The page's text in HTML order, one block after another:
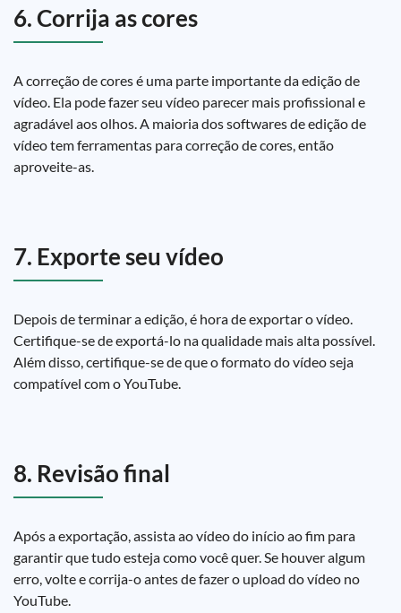
6. Corrija as cores
A correção de cores é uma parte importante da edição de
vídeo. Ela pode fazer seu vídeo parecer mais profissional e
agradável aos olhos. A maioria dos softwares de edição de
vídeo tem ferramentas para correção de cores, então
aproveite-as.
7. Exporte seu vídeo
Depois de terminar a edição, é hora de exportar o vídeo.
Certifique-se de exportá-lo na qualidade mais alta possível.
Além disso, certifique-se de que o formato do vídeo seja
compatível com o YouTube.
8. Revisão final
Após a exportação, assista ao vídeo do início ao fim para
garantir que tudo esteja como você quer. Se houver algum
erro, volte e corrija-o antes de fazer o upload do vídeo no
YouTube.